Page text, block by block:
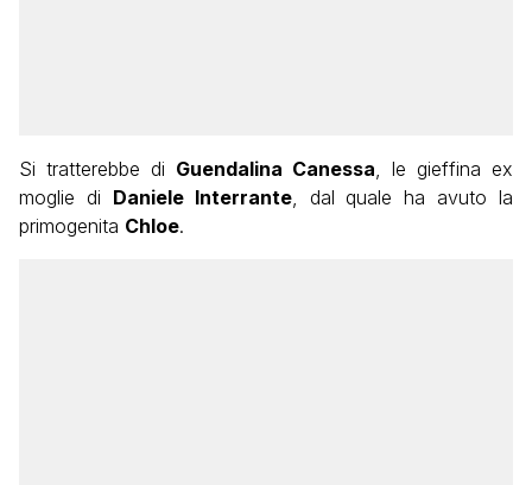
Si tratterebbe di Guendalina Canessa, le gieffina ex
moglie di Daniele Interrante, dal quale ha avuto la
primogenita Chloe.